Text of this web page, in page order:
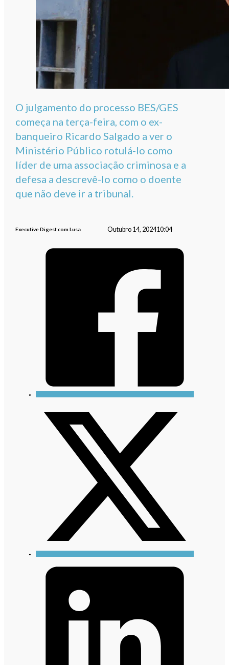
O julgamento do processo BES/GES
começa na terça-feira, com o ex-
banqueiro Ricardo Salgado a ver o
Ministério Público rotulá-lo como
líder de uma associação criminosa e a
defesa a descrevê-lo como o doente
que não deve ir a tribunal.
Executive Digest com Lusa Outubro 14, 202410:04